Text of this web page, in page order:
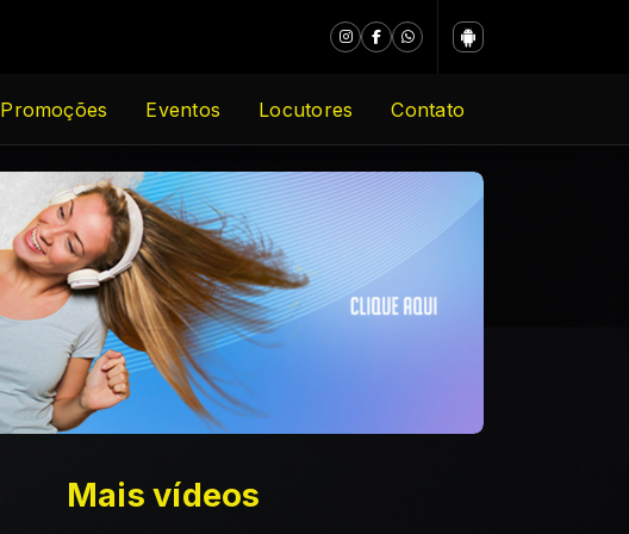
Promoções Eventos Locutores Contato
Mais vídeos